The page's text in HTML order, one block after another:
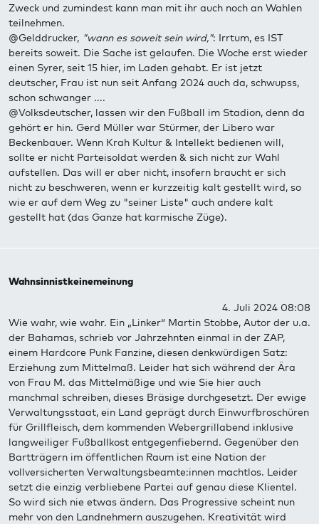
Zweck und zumindest kann man mit ihr auch noch an Wahlen
teilnehmen.
@Gelddrucker, "wann es soweit sein wird,": Irrtum, es IST
bereits soweit. Die Sache ist gelaufen. Die Woche erst wieder
einen Syrer, seit 15 hier, im Laden gehabt. Er ist jetzt
deutscher, Frau ist nun seit Anfang 2024 auch da, schwupss,
schon schwanger ....
@Volksdeutscher, lassen wir den Fußball im Stadion, denn da
gehört er hin. Gerd Müller war Stürmer, der Libero war
Beckenbauer. Wenn Krah Kultur & Intellekt bedienen will,
sollte er nicht Parteisoldat werden & sich nicht zur Wahl
aufstellen. Das will er aber nicht, insofern braucht er sich
nicht zu beschweren, wenn er kurzzeitig kalt gestellt wird, so
wie er auf dem Weg zu "seiner Liste" auch andere kalt
gestellt hat (das Ganze hat karmische Züge).
Wahnsinnistkeinemeinung
4. Juli 2024 08:08
Wie wahr, wie wahr. Ein „Linker“ Martin Stobbe, Autor der u.a.
der Bahamas, schrieb vor Jahrzehnten einmal in der ZAP,
einem Hardcore Punk Fanzine, diesen denkwürdigen Satz:
Erziehung zum Mittelmaß. Leider hat sich während der Ära
von Frau M. das Mittelmäßige und wie Sie hier auch
manchmal schreiben, dieses Bräsige durchgesetzt. Der ewige
Verwaltungsstaat, ein Land geprägt durch Einwurfbroschüren
für Grillfleisch, dem kommenden Webergrillabend inklusive
langweiliger Fußballkost entgegenfiebernd. Gegenüber den
Bartträgern im öffentlichen Raum ist eine Nation der
vollversicherten Verwaltungsbeamte:innen machtlos. Leider
setzt die einzig verbliebene Partei auf genau diese Klientel.
So wird sich nie etwas ändern. Das Progressive scheint nun
mehr von den Landnehmern auszugehen. Kreativität wird